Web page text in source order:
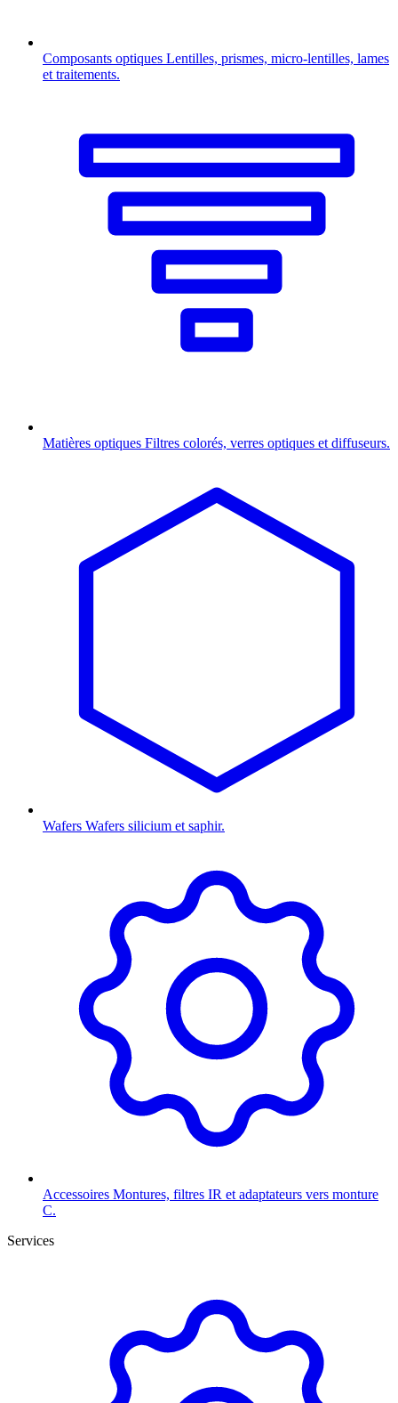
Composants optiques Lentilles, prismes, micro-lentilles, lames
et traitements.
Matières optiques Filtres colorés, verres optiques et diffuseurs.
Wafers Wafers silicium et saphir.
Accessoires Montures, filtres IR et adaptateurs vers monture
C.
Services